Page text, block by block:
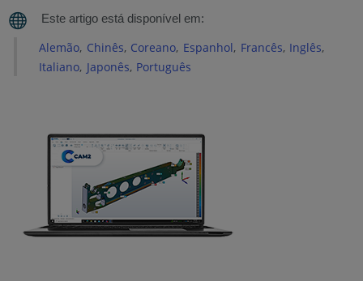
do
também
Alemão Chinês Coreano Espanhol Francês Inglês
Italiano Japonês Português